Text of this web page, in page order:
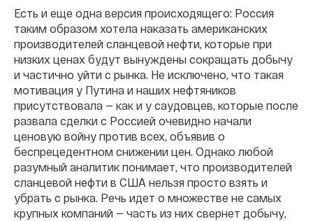
Есть и еще одна версия происходящего: Россия
таким образом хотела наказать американских
производителей сланцевой нефти, которые при
низких ценах будут вынуждены сокращать добычу
и частично уйти с рынка. Не исключено, что такая
мотивация у Путина и наших нефтяников
присутствовала — как и у саудовцев, которые после
развала сделки с Россией очевидно начали
ценовую войну против всех, объявив о
беспрецедентном снижении цен. Однако любой
разумный аналитик понимает, что производителей
сланцевой нефти в США нельзя просто взять и
убрать с рынка. Речь идет о множестве не самых
крупных компаний — часть из них свернет добычу,